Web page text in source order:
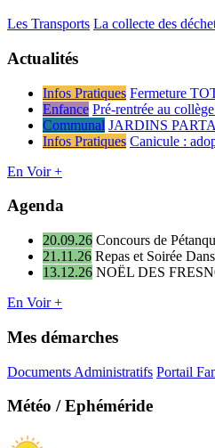
Les Transports La collecte des
Actualités
Infos Pratiques Fermeture
Enfance Pré-rentrée au
Communal JARDINS
Infos Pratiques Canicule :
En Voir +
Agenda
20.09.26 Concours de
21.11.26 Repas et Soirée
13.12.26 NOËL DES
En Voir +
Mes démarches
Documents Administratifs Portail
Météo / Ephéméride